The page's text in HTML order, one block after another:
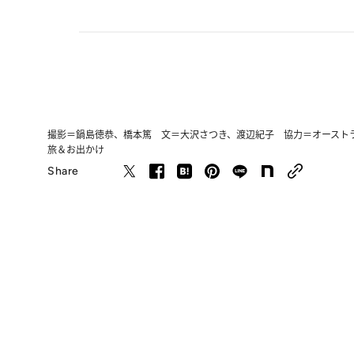
撮影＝鍋島徳恭、橋本篤 文＝大沢さつき、渡辺紀子 協力＝オースト
旅＆お出かけ
Share